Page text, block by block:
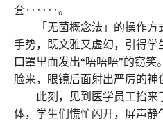
套･･････。
「无菌概念法」的操作方
手势，既文雅又虚幻，引得学
口罩里面发出“唔唔唔”的窃
脸来，眼镜后面射出严厉的神
此刻，见到医学员工抬来
体，学生们慌忙闪开，屏声